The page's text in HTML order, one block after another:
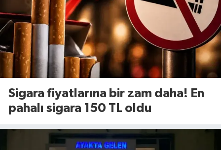
Sigara fiyatlarına bir zam daha! En
pahalı sigara 150 TL oldu